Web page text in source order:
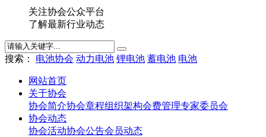
关注协会公众平台
了解最新行业动态
搜索： 电池协会 动力电池 锂电池 蓄电池 电池
网站首页
关于协会
协会简介协会章程组织架构会费管理专家委员会
协会动态
协会活动协会公告会员动态